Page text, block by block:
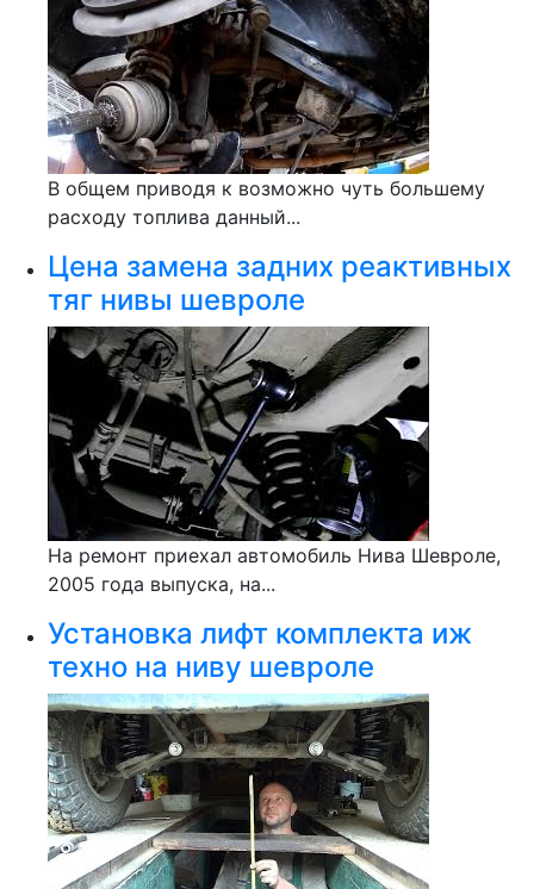
В общем приводя к возможно чуть большему
расходу топлива данный...
Цена замена задних реактивных
тяг нивы шевроле
На ремонт приехал автомобиль Нива Шевроле,
2005 года выпуска, на...
Установка лифт комплекта иж
техно на ниву шевроле